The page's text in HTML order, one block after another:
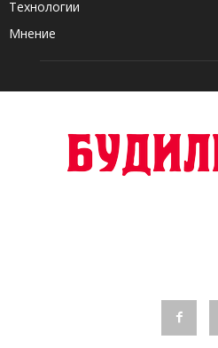
Технологии
Мнение